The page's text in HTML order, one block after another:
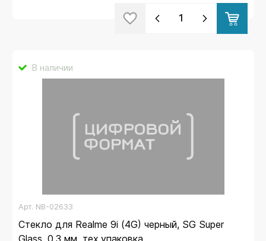
В наличии
Арт. NB-02633
Стекло для Realme 9i (4G) черный, SG Super
Glass, 0.3 мм, тех.упаковка